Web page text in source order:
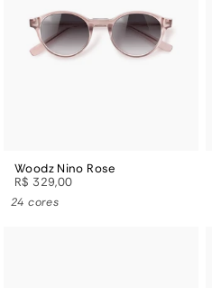
Woodz Nino Rose
R$ 329,00
24 cores